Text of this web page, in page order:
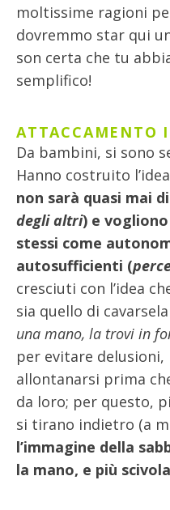
moltissime ragioni
dovremmo star qui
son certa che tu
semplifico!
ATTACCAMENTO
Da bambini, si sono
Hanno costruito
non sarà quasi mai
degli altri) e
stessi come
autosufficienti (
cresciuti con l’idea
sia quello di
una mano, la trovi in
per evitare
allontanarsi prima
da loro; per questo,
si tirano indietro (a
l’immagine della
la mano, e più